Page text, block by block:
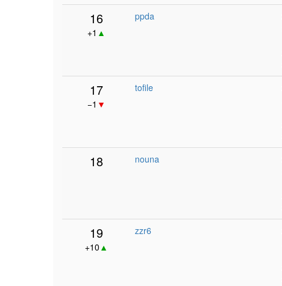
16
+1 ▲
ppda
17
−1 ▼
tofile
18 nouna
19
+10 ▲
zzr6